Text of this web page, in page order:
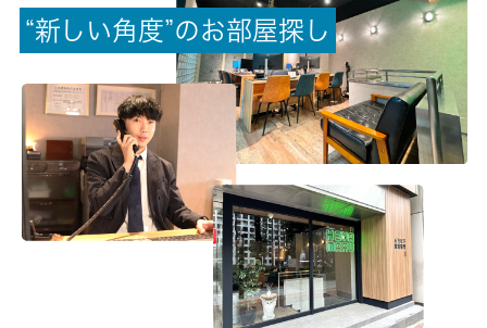
空無/-
有/18000円
保険名/保険期間
-/2年
保証人代行
“新 し い角 度”のお部屋探 し